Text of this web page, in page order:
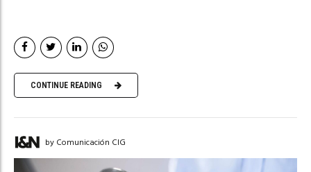
CONTINUE READING
by Comunicación CIG